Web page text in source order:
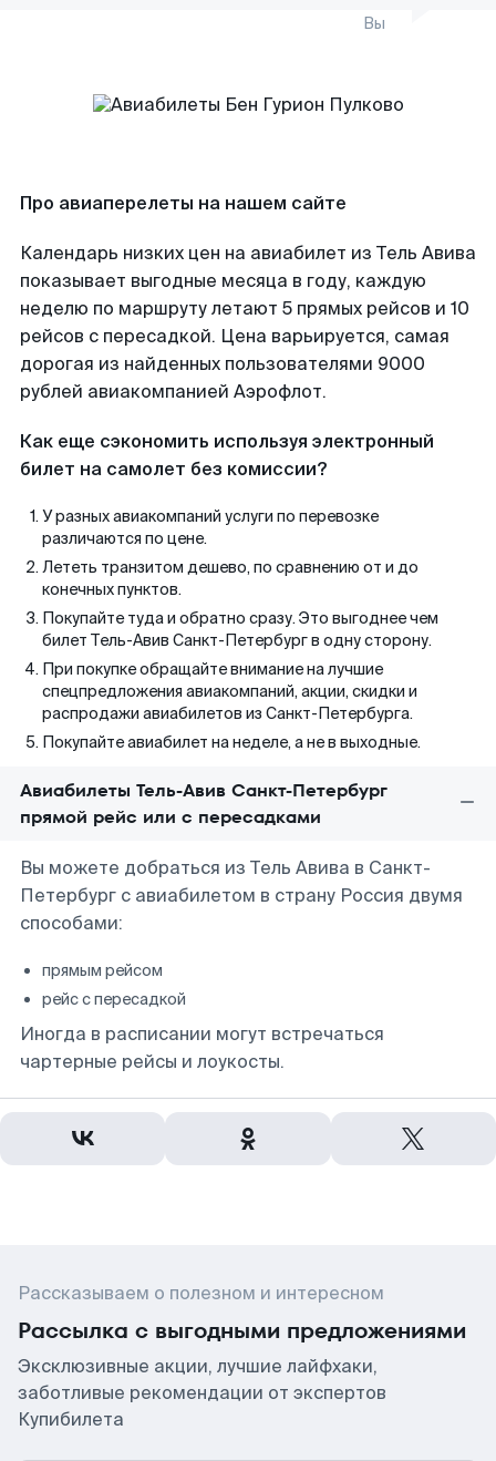
Вы
Про авиаперелеты на нашем сайте
Календарь низких цен на авиабилет из Тель Авива
показывает выгодные месяца в году, каждую
неделю по маршруту летают 5 прямых рейсов и 10
рейсов с пересадкой. Цена варьируется, самая
дорогая из найденных пользователями 9000
рублей авиакомпанией Аэрофлот.
Как еще сэкономить используя электронный
билет на самолет без комиссии?
У разных авиакомпаний услуги по перевозке
различаются по цене.
Лететь транзитом дешево, по сравнению от и до
конечных пунктов.
Покупайте туда и обратно сразу. Это выгоднее чем
билет Тель-Авив Санкт-Петербург в одну сторону.
При покупке обращайте внимание на лучшие
спецпредложения авиакомпаний, акции, скидки и
распродажи авиабилетов из Санкт-Петербурга.
Покупайте авиабилет на неделе, а не в выходные.
Авиабилеты Тель-Авив Санкт-Петербург
прямой рейс или с пересадками
Вы можете добраться из Тель Авива в Санкт-
Петербург с авиабилетом в страну Россия двумя
способами:
прямым рейсом
рейс с пересадкой
Иногда в расписании могут встречаться
чартерные рейсы и лоукосты.
Рассказываем о полезном и интересном
Рассылка с выгодными предложениями
Эксклюзивные акции, лучшие лайфхаки,
заботливые рекомендации от экспертов
Купибилета